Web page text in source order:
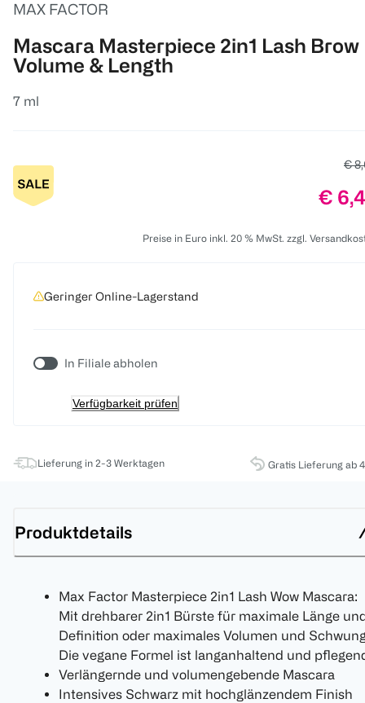
MAX FACTOR
Mascara Masterpiece 2in1 Lash Brow
Volume & Length
7 ml
€
€
Preise in Euro inkl. 20 % MwSt. zzgl.
Geringer Online-Lagerstand
In Filiale abholen
Verfügbarkeit prüfen
Lieferung in 2-3 Werktagen Gratis Lieferung ab
Produktdetails
Max Factor Masterpiece 2in1 Lash Wow Mascara:
Mit drehbarer 2in1 Bürste für maximale Länge
Definition oder maximales Volumen und
Die vegane Formel ist langanhaltend und
Verlängernde und volumengebende Mascara
Intensives Schwarz mit hochglänzendem Finish